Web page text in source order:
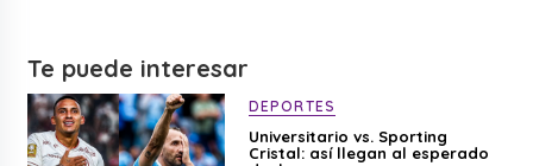
Te puede interesar
DEPORTES
Universitario vs. Sporting
Cristal: así llegan al esperado